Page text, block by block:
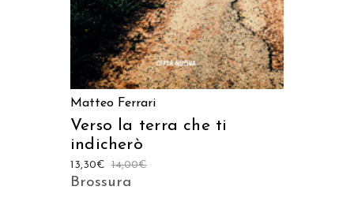
Matteo Ferrari
Verso la terra che ti
indicherò
14,00€
13,30€
Brossura